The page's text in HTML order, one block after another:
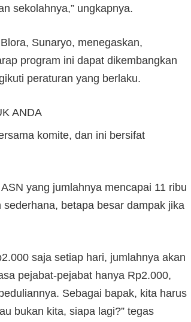
sekolahnya,” ungkapnya.
Sunaryo, menegaskan,
program ini dapat dikembangkan
peraturan yang berlaku.
ANDA
komite, dan ini bersifat
yang jumlahnya mencapai 11 ribu
betapa besar dampak jika
saja setiap hari, jumlahnya akan
pejabat-pejabat hanya Rp2.000,
Sebagai bapak, kita harus
bukan kita, siapa lagi?” tegas